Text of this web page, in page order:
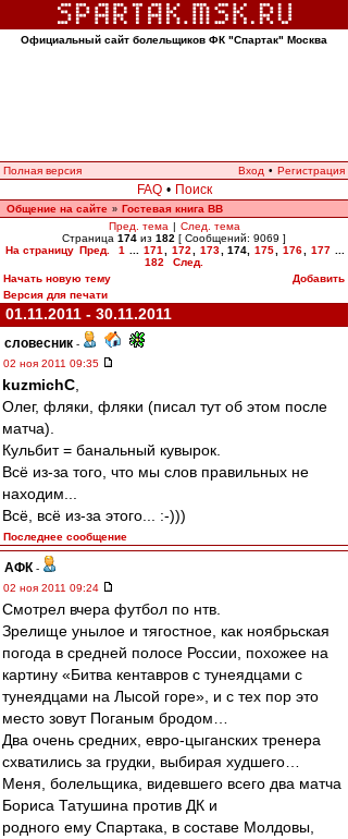
Официальный сайт болельщиков ФК "Спартак" Москва
Полная версия Вход • Регистрация
FAQ • Поиск
Общение на сайте » Гостевая книга ВВ
Пред. тема | След. тема
Страница 174 из 182 [ Сообщений: 9069 ]
На страницу Пред. 1 171 172 173 174, 175 176 177
182
След.
Начать новую тему
Добавить
Версия для печати
01.11.2011 - 30.11.2011
словесник -
02 ноя 2011 09:35
kuzmichC
Олег, фляки, фляки (писал тут об этом после
матча).
Кульбит = банальный кувырок.
Всё из-за того, что мы слов правильных не
находим...
Всё, всё из-за этого... :-)))
Последнее сообщение
АФК -
02 ноя 2011 09:24
Смотрел вчера футбол по нтв.
Зрелище унылое и тягостное, как ноябрьская
погода в средней полосе России, похожее на
картину «Битва кентавров с тунеядцами с
тунеядцами на Лысой горе», и с тех пор это
место зовут Поганым бродом…
Два очень средних, евро-цыганских тренера
схватились за грудки, выбирая худшего…
Меня, болельщика, видевшего всего два матча
Бориса Татушина против ДК и
родного ему Спартака, в составе Молдовы,